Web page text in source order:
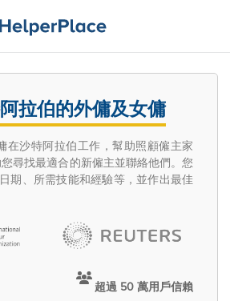
拉伯的外傭及女傭
在沙特阿拉伯工作，幫助照顧僱主家
尋找最適合的新僱主並聯絡他們。您
期、所需技能和經驗等，並作出最佳
超過 50 萬用戶信賴